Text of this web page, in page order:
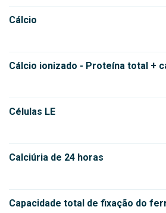
Cálcio
Cálcio ionizado - Proteína total +
Células LE
Calciúria de 24 horas
Capacidade total de fixação do